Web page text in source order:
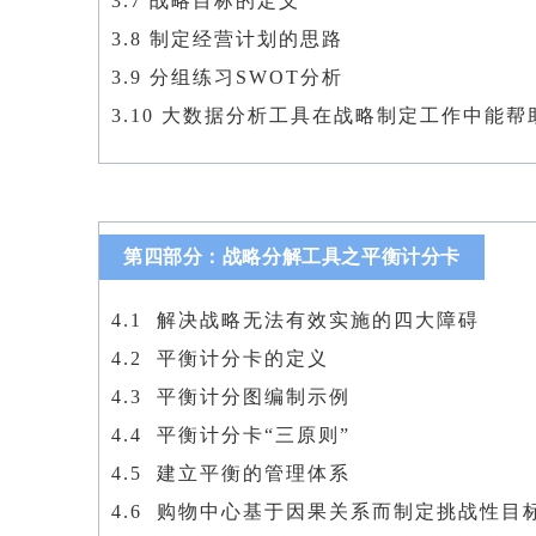
3.8 制定经营计划的思路
3.9 分组练习SWOT分析
3.10 大数据分析工具在战略制定工作中能帮
第四部分：战略分解工具之平衡计分卡
4.1 解决战略无法有效实施的四大障碍
4.2 平衡计分卡的定义
4.3 平衡计分图编制示例
4.4 平衡计分卡“三原则”
4.5 建立平衡的管理体系
4.6 购物中心基于因果关系而制定挑战性目